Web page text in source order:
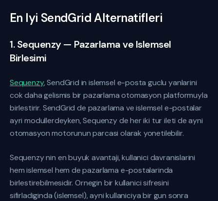
En Iyi SendGrid Alternatifleri
1. Sequenzy — Pazarlama ve Islemsel
Birlesimi
Sequenzy, SendGrid in islemsel e-posta guclu yanlarini
cok daha gelismis bir pazarlama otomasyon platformuyla
birlestirir. SendGrid de pazarlama ve islemsel e-postalar
ayri modullerdeyken, Sequenzy de her iki tur ileti de ayni
otomasyon motorunun parcasi olarak yonetilebilir.
Sequenzy nin en buyuk avantaji, kullanici davranislarini
hem islemsel hem de pazarlama e-postalarinda
birlestirebilmesidir. Ornegin bir kullanici sifresini
sifirladiginda (islemsel), ayni kullaniciya bir gun sonra